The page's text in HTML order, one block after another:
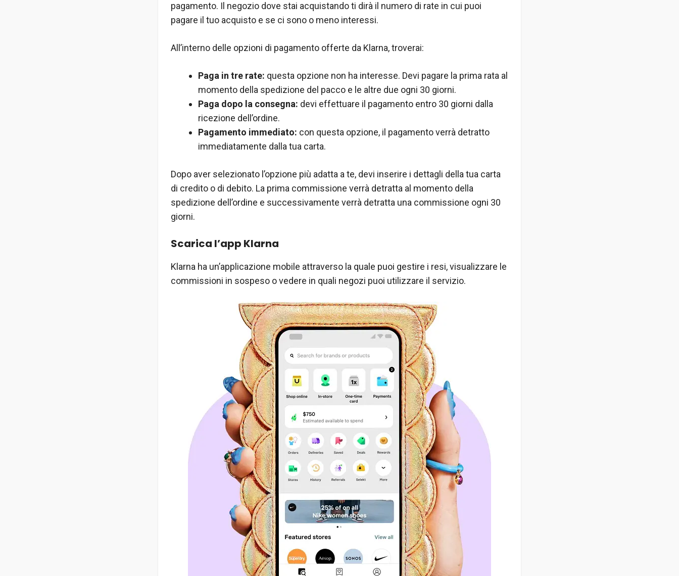
pagamento. Il negozio dove stai acquistando ti dirà il numero di rate in cui puoi
pagare il tuo acquisto e se ci sono o meno interessi.
All’interno delle opzioni di pagamento offerte da Klarna, troverai:
Paga in tre rate: questa opzione non ha interesse. Devi pagare la prima rata al
momento della spedizione del pacco e le altre due ogni 30 giorni.
Paga dopo la consegna: devi effettuare il pagamento entro 30 giorni dalla
ricezione dell’ordine.
Pagamento immediato: con questa opzione, il pagamento verrà detratto
immediatamente dalla tua carta.
Dopo aver selezionato l’opzione più adatta a te, devi inserire i dettagli della tua carta
di credito o di debito. La prima commissione verrà detratta al momento della
spedizione dell’ordine e successivamente verrà detratta una commissione ogni 30
giorni.
Scarica l’app Klarna
Klarna ha un’applicazione mobile attraverso la quale puoi gestire i resi, visualizzare le
commissioni in sospeso o vedere in quali negozi puoi utilizzare il servizio.